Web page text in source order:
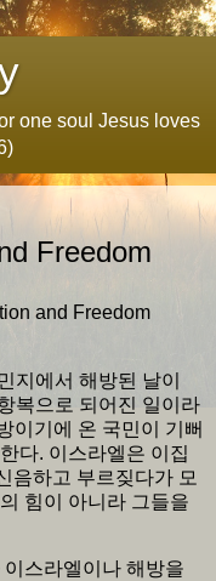
one soul Jesus loves
Freedom
and Freedom
지에서 해방된 날이
복으로 되어진 일이라
이기에 온 국민이 기뻐
다. 이스라엘은 이집
음하고 부르짖다가 모
힘이 아니라 그들을
스라엘이나 해방을